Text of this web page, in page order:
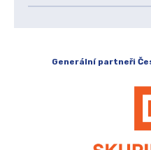
Generální partneři